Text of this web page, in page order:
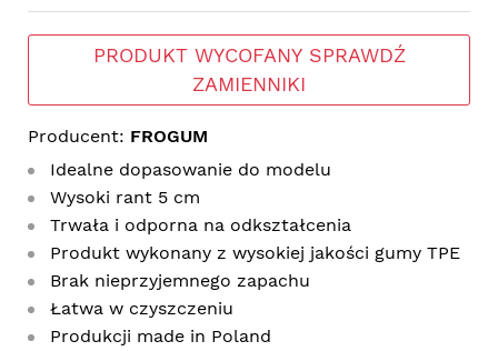
PRODUKT WYCOFANY SPRAWDŹ
ZAMIENNIKI
Producent: FROGUM
Idealne dopasowanie do modelu
Wysoki rant 5 cm
Trwała i odporna na odkształcenia
Produkt wykonany z wysokiej jakości gumy TPE
Brak nieprzyjemnego zapachu
Łatwa w czyszczeniu
Produkcji made in Poland